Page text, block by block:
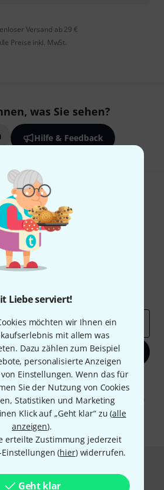
Liebe serviert!
möchten wir Ihnen ein
mit allem was
Dazu zählen zum Beispiel
personalisierte Anzeigen
Einstellungen. Wenn das für
Sie der Nutzung von Cookies
Statistiken und Marketing
Klick auf „Geht klar“ zu (alle
anzeigen).
erteilte Zustimmung jederzeit
(hier) widerrufen.
Geht klar
Versand ab 29 €
Preise inkl. MwSt.
was Sie sehen?
Hilfe & Feedback
Newsletter
Newsletter und gewinne mit
Deals
Jetzt anmelden
stimmen Sie dem Erhalt von E-Mail-
des E-Mail-Nutzungsverhaltens zu. Die
Weitere Informationen finden Sie in
Datenschutzhinweisen .
* Pflichtfeld